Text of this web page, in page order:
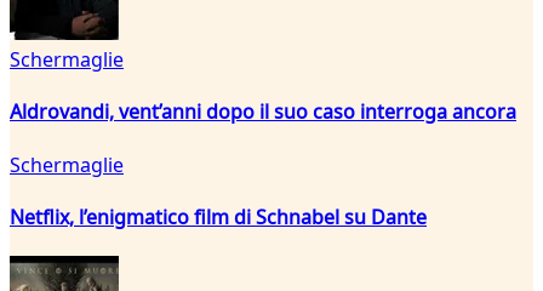
Schermaglie
Aldrovandi, vent’anni dopo il suo caso interroga ancora
Schermaglie
Netflix, l’enigmatico film di Schnabel su Dante